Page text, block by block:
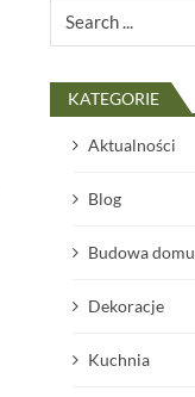
for:
KATEGORIE
Aktualności
Blog
Budowa domu
Dekoracje
Kuchnia